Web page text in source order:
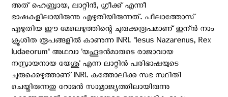
അത് ഹെബ്രായ, ലാറ്റിന്‍, ഗ്രീക്ക് എന്നീ
ഭാഷകളിലായിരുന്നു എഴുതിയിരുന്നത്. പീലാത്തോസ്
എഴുതിയ ഈ മേലെഴുത്തിന്റെ ചുരുക്കരൂപമാണ് ഇന്ന്‍ നാം
ക്രൂശിത രൂപങ്ങളില്‍ കാണുന്ന INRI. "Iesus Nazarenus, Rex
Iudaeorum" അഥവാ 'യഹൂദന്‍മാരുടെ രാജാവായ
നസ്രായനായ യേശു' എന്ന ലാറ്റിന്‍ പരിഭാഷയുടെ
ചുരുക്കെഴുത്താണ് INRI. കത്തോലിക്ക സഭ സ്ഥിതി
ചെയ്തിരുന്നതു റോമന്‍ സാമ്രാജ്യത്തിലായിരുന്നു